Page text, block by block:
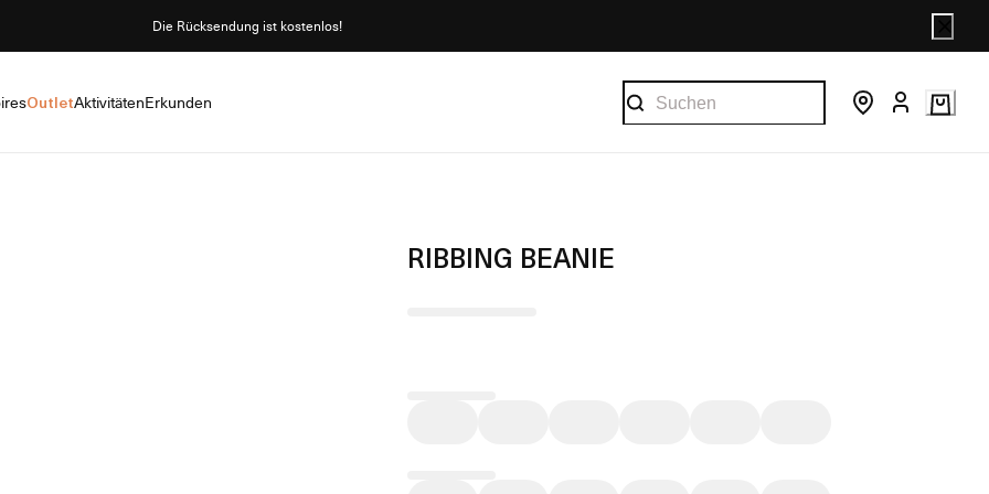
Die Rücksendung ist kostenlos!
OutletAktivitätenErkunden
RIBBING BEANIE